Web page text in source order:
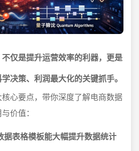
仅是提升运营效率的利器，更是
决策、利润最大化的关键抓手。
心要点，带你深度了解电商数据
价值：
据表格模板能大幅提升数据统计